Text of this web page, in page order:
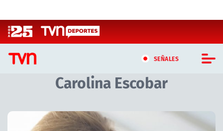
SEÑALES
CASTING MASTERCHEF CHILE
CASTING TVN VERTICAL
Carolina Escobar